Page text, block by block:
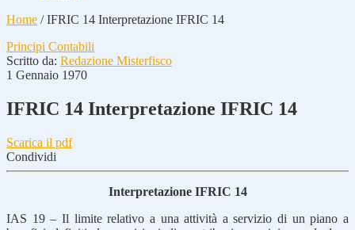
Home /IFRIC 14 Interpretazione IFRIC 14
Principi Contabili
Scritto da: Redazione Misterfisco
1 Gennaio 1970
IFRIC 14 Interpretazione IFRIC 14
Scarica il pdf
Condividi
Interpretazione IFRIC 14
IAS 19 – Il limite relativo a una attività a servizio di un piano a